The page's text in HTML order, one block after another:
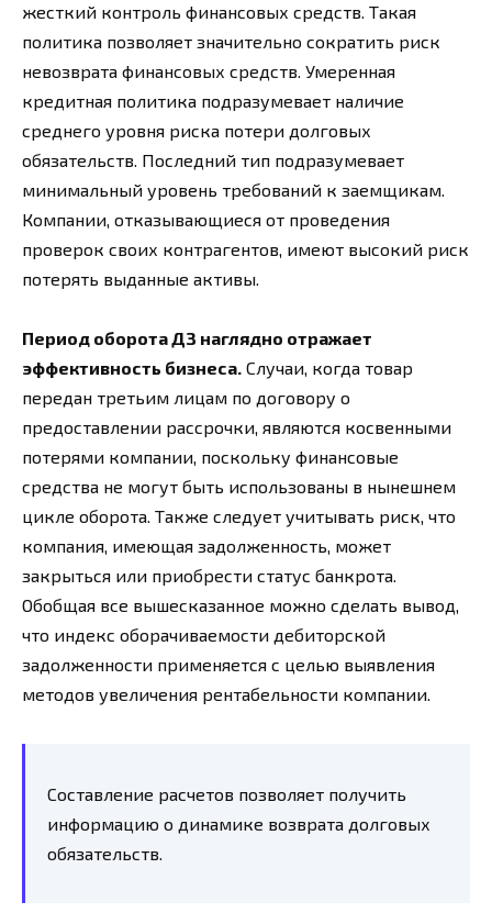
жесткий контроль финансовых средств. Такая
политика позволяет значительно сократить риск
невозврата финансовых средств. Умеренная
кредитная политика подразумевает наличие
среднего уровня риска потери долговых
обязательств. Последний тип подразумевает
минимальный уровень требований к заемщикам.
Компании, отказывающиеся от проведения
проверок своих контрагентов, имеют высокий риск
потерять выданные активы.
Период оборота ДЗ наглядно отражает
эффективность бизнеса. Случаи, когда товар
передан третьим лицам по договору о
предоставлении рассрочки, являются косвенными
потерями компании, поскольку финансовые
средства не могут быть использованы в нынешнем
цикле оборота. Также следует учитывать риск, что
компания, имеющая задолженность, может
закрыться или приобрести статус банкрота.
Обобщая все вышесказанное можно сделать вывод,
что индекс оборачиваемости дебиторской
задолженности применяется с целью выявления
методов увеличения рентабельности компании.
Составление расчетов позволяет получить
информацию о динамике возврата долговых
обязательств.